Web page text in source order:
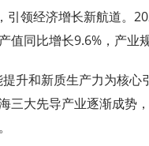
引领经济增长新航道。
值同比增长9.6%，产业
升和新质生产力为核心
三大先导产业逐渐成势